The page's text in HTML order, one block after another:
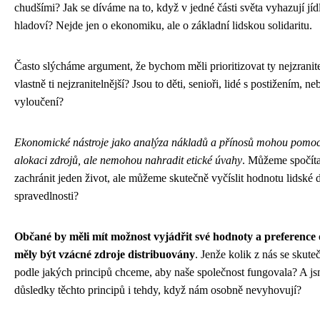
chudšími? Jak se díváme na to, když v jedné části světa vyhazují
hladoví? Nejde jen o ekonomiku, ale o základní lidskou solidaritu.
Často slýcháme argument, že bychom měli prioritizovat ty
vlastně ti nejzranitelnější? Jsou to děti, senioři, lidé s postižením,
vyloučení?
Ekonomické nástroje jako analýza nákladů a přínosů mohou
alokaci zdrojů, ale nemohou nahradit etické úvahy. Můžeme
zachránit jeden život, ale můžeme skutečně vyčíslit hodnotu lidské
spravedlnosti?
Občané by měli mít možnost vyjádřit své hodnoty a
měly být vzácné zdroje distribuovány. Jenže kolik z nás se
podle jakých principů chceme, aby naše společnost fungovala? A
důsledky těchto principů i tehdy, když nám osobně nevyhovují?